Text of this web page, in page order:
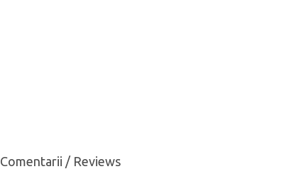
Comentarii / Reviews